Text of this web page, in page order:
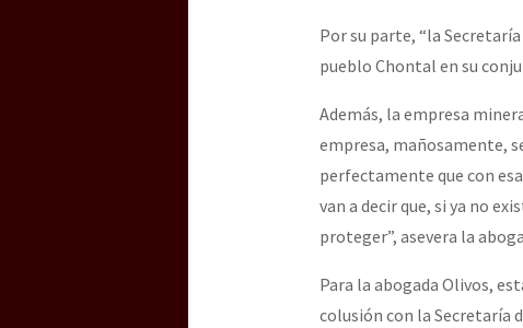
Por su parte, “la
pueblo Chontal en su
Además, la empresa
empresa, mañosamente,
perfectamente que con
van a decir que, si ya no
proteger”, asevera la
Para la abogada Olivos,
colusión con la Secretaría